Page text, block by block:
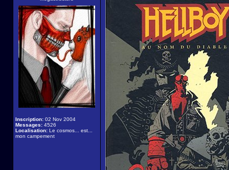
Inscription: 02 Nov 2004
Messages: 4526
Localisation: Le cosmos... est...
mon campement